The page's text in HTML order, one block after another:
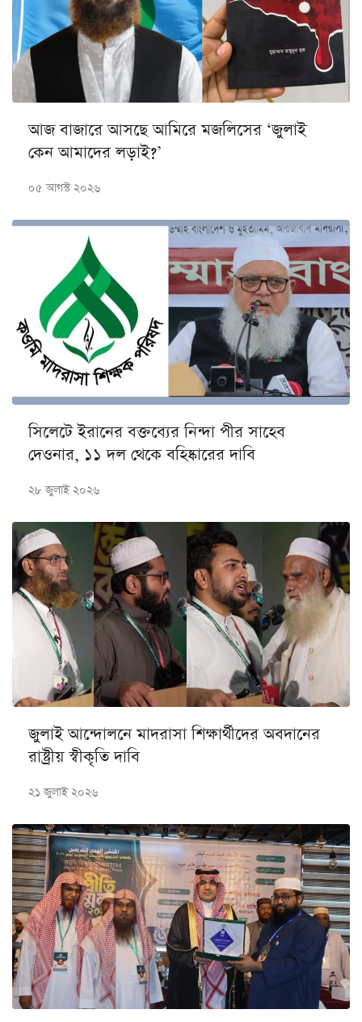
আজ বাজারে আসছে আমিরে মজলিসের ‘জুলাই
কেন আমাদের লড়াই?’
০৫ আগস্ট ২০২৬
সিলেটে ইরানের বক্তব্যের নিন্দা পীর সাহেব
দেওনার, ১১ দল থেকে বহিষ্কারের দাবি
২৮ জুলাই ২০২৬
জুলাই আন্দোলনে মাদরাসা শিক্ষার্থীদের অবদানের
রাষ্ট্রীয় স্বীকৃতি দাবি
২১ জুলাই ২০২৬